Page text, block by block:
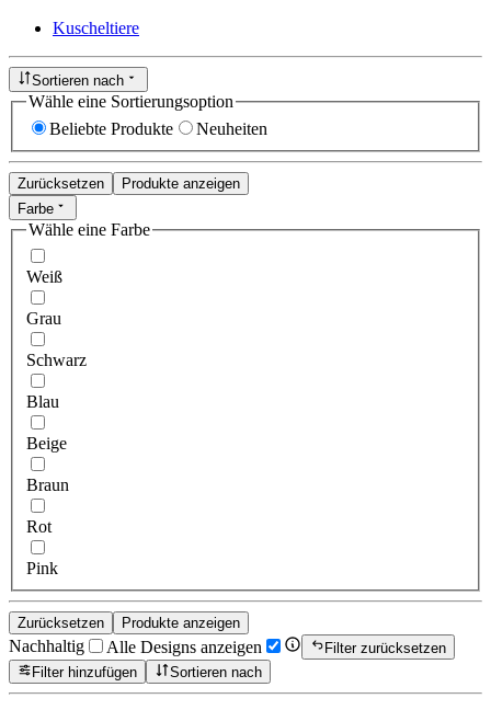
Kuscheltiere
Sortieren nach
Wähle eine Sortierungsoption
Beliebte Produkte
Neuheiten
Zurücksetzen
Produkte anzeigen
Farbe
Wähle eine Farbe
Weiß
Grau
Schwarz
Blau
Beige
Braun
Rot
Pink
Zurücksetzen Produkte anzeigen
Nachhaltig Alle Designs anzeigen
Filter zurücksetzen
Filter hinzufügen
Sortieren nach